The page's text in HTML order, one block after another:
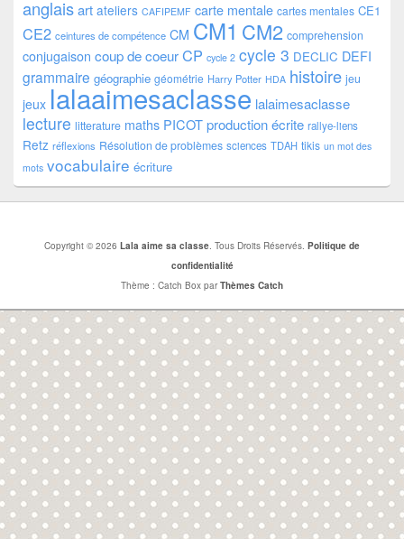
anglaisart ateliers CAFIPEMF carte mentale cartes mentales CE1
CE2 ceintures de compétence CM CM1 CM2 comprehension
conjugaison coup de coeurCP cycle 2 cycle 3 DECLIC DEFI
grammaire géographie géométrie Harry Potter HDA histoire jeu
jeux lalaaimesaclasse lalaimesaclasse
lecture litterature maths PICOTproduction écrite rallye-liens
Retz réflexions Résolution de problèmes sciences TDAH tikis un mot des
mots vocabulaire écriture
Copyright © 2026 Lala aime sa classe . Tous Droits Réservés. Politique de
confidentialité
Thème : Catch Box parThèmes Catch